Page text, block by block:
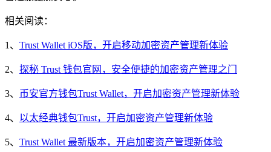
相关阅读：
1、 Trust Wallet iOS版，开启移动加密资产管理新体验
2、 探秘 Trust 钱包官网，安全便捷的加密资产管理之门
3、 币安官方钱包Trust Wallet，开启加密资产管理新体验
4、 以太经典钱包Trust，开启加密资产管理新体验
5、 Trust Wallet 最新版本，开启加密资产管理新体验